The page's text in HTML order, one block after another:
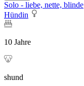
Solo - liebe, nette, blinde
Hündin
10 Jahre
shund